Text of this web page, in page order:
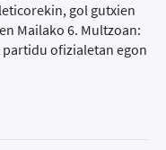
gol gutxien
Mailako 6. Multzoan:
partidu ofizialetan egon